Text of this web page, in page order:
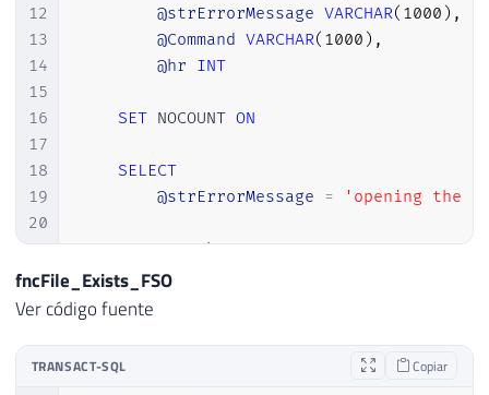
12
13
14
15
16
17
18
19
20
21
22
23
@strErrorMessage VARCHAR( 1000 ) ,
@Command VARCHAR( 1000 ) ,
@hr INT
SET NOCOUNT ON
SELECT
@strErrorMessage = 'opening the
EXECUTE @hr = sp_OACreate
'Scripting.FileSystemObject'
fncFile_Exists_FSO
Ver código fuente
TRANSACT-SQL Copiar